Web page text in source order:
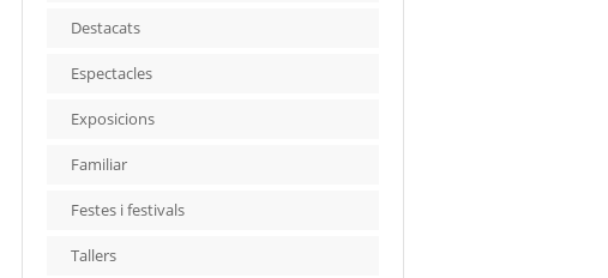
Destacats
Espectacles
Exposicions
Familiar
Festes i festivals
Tallers